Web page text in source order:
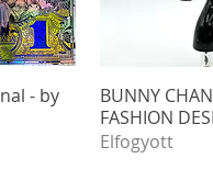
- by
BUNNY
FASHION
Elfogyott